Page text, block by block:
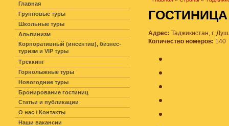
Адрес: Таджикистан, г.
Количество номеров: 140
Главная
Групповые туры
Школьные туры
Альпинизм
Корпоративный (инсентив), бизнес-
туризм и VIP туры
Треккинг
Горнолыжные туры
Новогодние туры
Бронирование гостиниц
Статьи и публикации
О нас / Контакты
Наши вакансии